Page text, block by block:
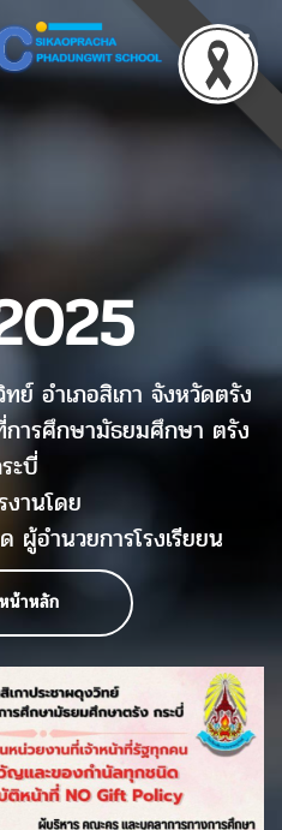
ทย์ อำเภอสิเกา จังหวัดตรัง
ารศึกษามัธยมศึกษา ตรัง
ะบี่
านโดย
อำนวยการโรงเรียยน
น้าหลัก